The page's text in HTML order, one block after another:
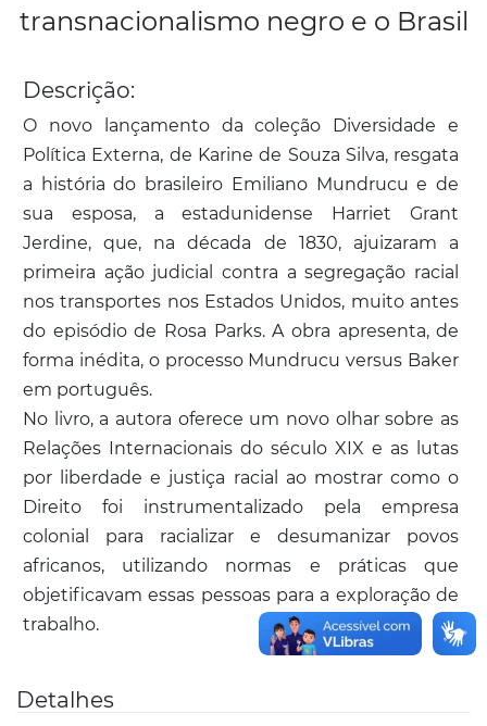
transnacionalismo negro e o Brasil
Descrição:
O novo lançamento da coleção Diversidade e
Política Externa, de Karine de Souza Silva, resgata
a história do brasileiro Emiliano Mundrucu e de
sua esposa, a estadunidense Harriet Grant
Jerdine, que, na década de 1830, ajuizaram a
primeira ação judicial contra a segregação racial
nos transportes nos Estados Unidos, muito antes
do episódio de Rosa Parks. A obra apresenta, de
forma inédita, o processo Mundrucu versus Baker
em português.
No livro, a autora oferece um novo olhar sobre as
Relações Internacionais do século XIX e as lutas
por liberdade e justiça racial ao mostrar como o
Direito foi instrumentalizado pela empresa
colonial para racializar e desumanizar povos
africanos, utilizando normas e práticas que
objetificavam essas pessoas para a exploração de
trabalho.
Detalhes